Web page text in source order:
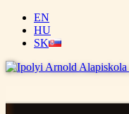
EN
HU
SK